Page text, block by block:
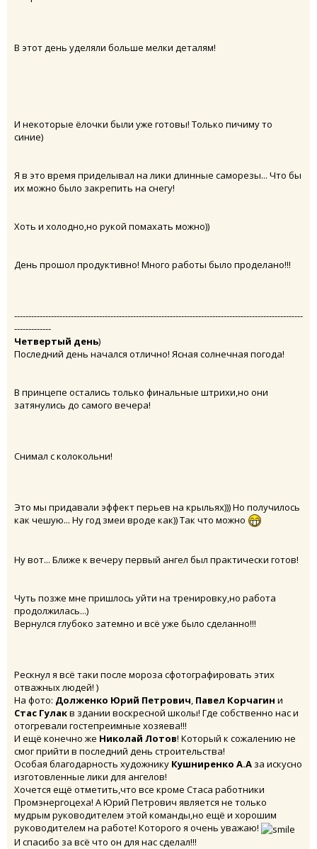
В этот день уделяли больше мелки деталям!
И некоторые ёлочки были уже готовы! Только пичиму то
синие)
Я в это время приделывал на лики длинные саморезы... Что бы
их можно было закрепить на снегу!
Хоть и холодно,но рукой помахать можно))
День прошол продуктивно! Много работы было проделано!!!
------------------------------------------------------------------------------------------------------
-------------
Четвертый день)
Последний день начался отлично! Ясная солнечная погода!
В принцепе остались только финальные штрихи,но они
затянулись до самого вечера!
Снимал с колокольни!
Это мы придавали эффект перьев на крыльях))) Но получилось
как чешую... Ну год змеи вроде как)) Так что можно
Ну вот... Ближе к вечеру первый ангел был практически готов!
Чуть позже мне пришлось уйти на тренировку,но работа
продолжилась...)
Вернулся глубоко затемно и всё уже было сделанно!!!
Рескнул я всё таки после мороза сфотографировать этих
отважных людей! )
На фото: Долженко Юрий Петрович, Павел Корчагин и
Стас Гулакв здании воскресной школы! Где собственно нас и
отогревали гостепреимные хозяева!!!
И ещё конечно же Николай Лотов! Который к сожалению не
смог прийти в последний день строительства!
Особая благодарность художнику Кушниренко А.А за искусно
изготовленные лики для ангелов!
Хочется ещё отметить,что все кроме Стаса работники
Промэнергоцеха! А Юрий Петрович является не только
мудрым руководителем этой команды,но ещё и хорошим
руководителем на работе! Которого я очень уважаю!
И спасибо за всё что он для нас сделал!!!